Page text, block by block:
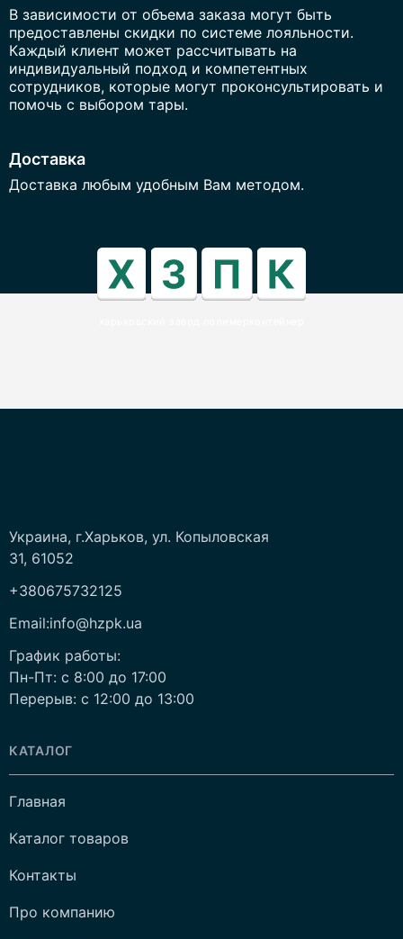
В зависимости от объема заказа могут быть
предоставлены скидки по системе лояльности.
Каждый клиент может рассчитывать на
индивидуальный подход и компетентных
сотрудников, которые могут проконсультировать и
помочь с выбором тары.
Доставка
Доставка любым удобным Вам методом.
Украина, г.Харьков, ул. Копыловская
31, 61052
+380675732125
Email:info@hzpk.ua
График работы:
Пн-Пт: c 8:00 до 17:00
Перерыв: c 12:00 до 13:00
КАТАЛОГ
Главная
Каталог товаров
Контакты
Про компанию